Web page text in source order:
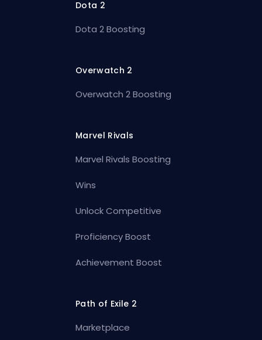
Dota 2
Dota 2 Boosting
Overwatch 2
Overwatch 2 Boosting
Marvel Rivals
Marvel Rivals Boosting
Wins
Unlock Competitive
Proficiency Boost
Achievement Boost
Path of Exile 2
Marketplace